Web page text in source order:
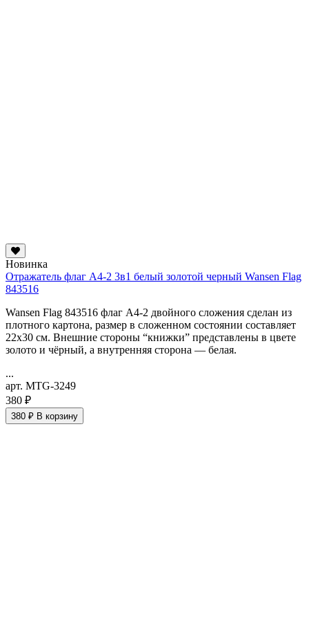
Новинка
Отражатель флаг А4-2 3в1 белый золотой черный Wansen Flag
843516
Wansen Flag 843516 флаг А4-2 двойного сложения сделан из
плотного картона, размер в сложенном состоянии составляет
22х30 см. Внешние стороны “книжки” представлены в цвете
золото и чёрный, а внутренняя сторона — белая.
...
арт. MTG-3249
380 ₽
380 ₽ В корзину